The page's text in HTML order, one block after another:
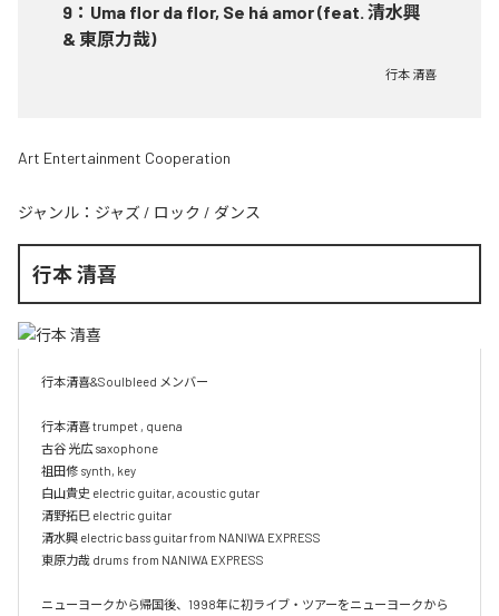
9 ： Uma flor da flor, Se há amor (feat. 清水興
& 東原力哉)
行本 清喜
Art Entertainment Cooperation
ジャンル： ジャズ / ロック / ダンス
行本 清喜
行本清喜&Soulbleed メンバー
行本清喜 trumpet , quena
古谷 光広 saxophone
祖田修 synth, key
白山貴史 electric guitar, acoustic gutar
清野拓巳 electric guitar
清水興 electric bass guitar from NANIWA EXPRESS
東原力哉 drums  from NANIWA EXPRESS
ニューヨークから帰国後、1998年に初ライブ・ツアーをニューヨークから